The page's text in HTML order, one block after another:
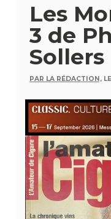
Les
3 de
Sollers
PAR LA RÉDACTION,